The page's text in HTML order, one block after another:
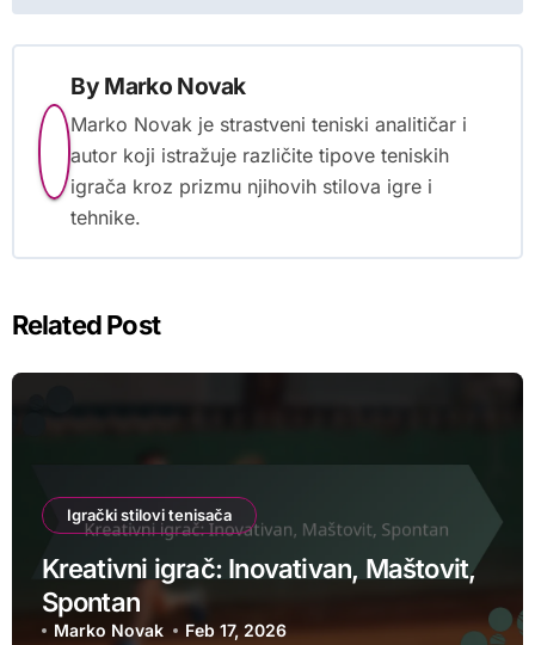
By Marko Novak
Marko Novak je strastveni teniski analitičar i
autor koji istražuje različite tipove teniskih
igrača kroz prizmu njihovih stilova igre i
tehnike.
Related Post
Igrački stilovi tenisača
Kreativni igrač: Inovativan, Maštovit,
Spontan
Marko Novak Feb 17, 2026